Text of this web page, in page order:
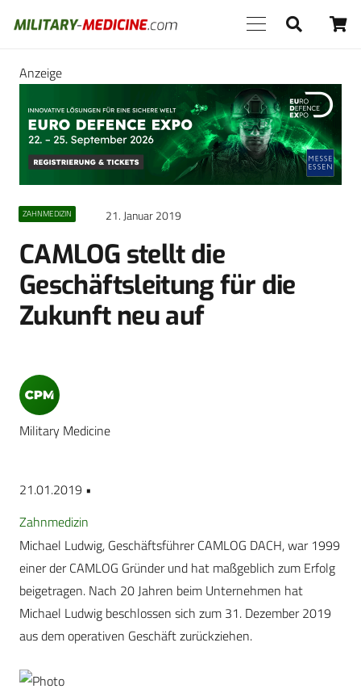
Anzeige
ZAHNMEDIZIN 21. Januar 2019
CAMLOG stellt die
Geschäftsleitung für die
Zukunft neu auf
Military Medicine
21.01.2019 •
Zahnmedizin
Michael Ludwig, Geschäftsführer CAMLOG DACH, war 1999
einer der CAMLOG Gründer und hat maßgeblich zum Erfolg
beigetragen. Nach 20 Jahren beim Unternehmen hat
Michael Ludwig beschlossen sich zum 31. Dezember 2019
aus dem operativen Geschäft zurückziehen.